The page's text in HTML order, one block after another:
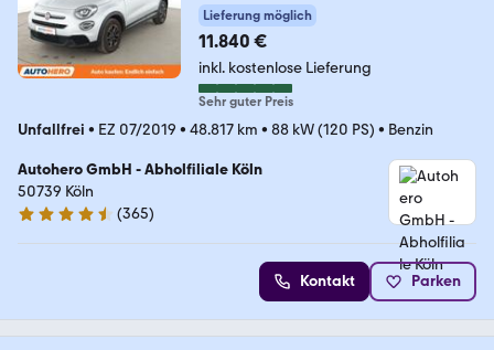
Lieferung möglich
11.840 €
inkl. kostenlose Lieferung
Sehr guter Preis
Unfallfrei • EZ 07/2019 • 48.817 km • 88 kW (120 PS) • Benzin
Autohero GmbH - Abholfiliale Köln
50739 Köln
4.6 Sterne
(365)
Kontakt Parken